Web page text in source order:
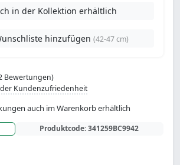
Bewertungen)
Kundenzufriedenheit
auch im Warenkorb erhältlich
Produktcode:341259BC9942
in der Kollektion erhältlich
hinzufügen (42-47 cm)